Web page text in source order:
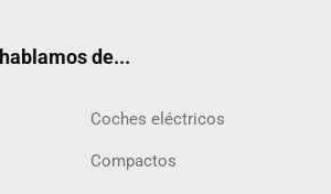
de...
Coches eléctricos
Compactos